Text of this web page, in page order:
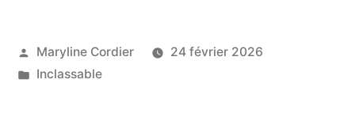
Marché
Publié
par
Maryline Cordier
24 février 2026
Publié
Inclassable